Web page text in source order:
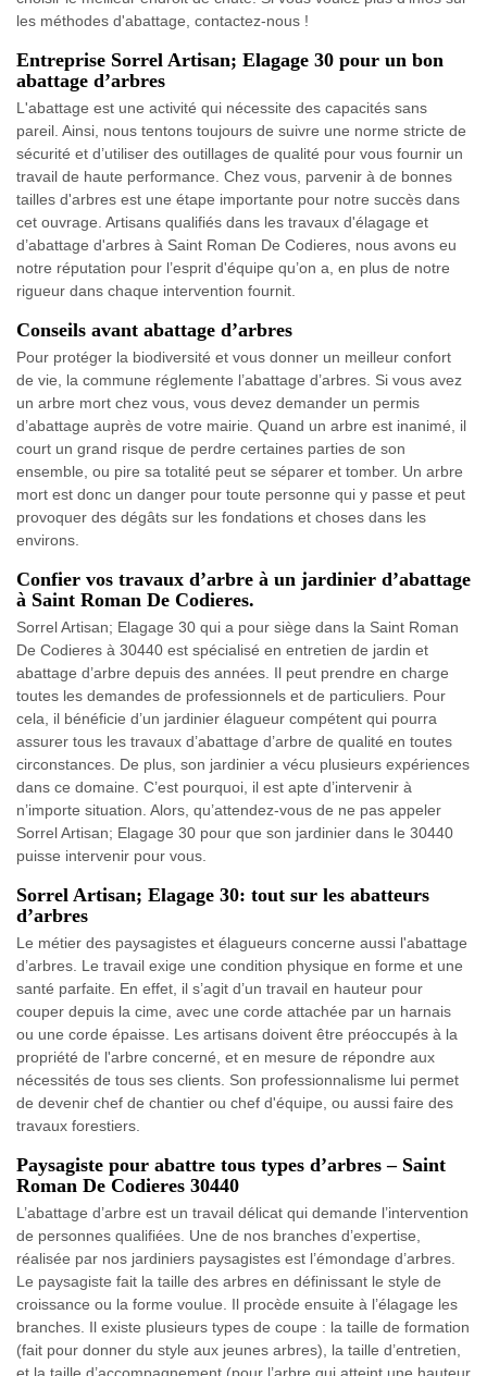
les méthodes d'abattage, contactez-nous !
Entreprise Sorrel Artisan; Elagage 30 pour un bon
abattage d’arbres
L'abattage est une activité qui nécessite des capacités sans
pareil. Ainsi, nous tentons toujours de suivre une norme stricte de
sécurité et d’utiliser des outillages de qualité pour vous fournir un
travail de haute performance. Chez vous, parvenir à de bonnes
tailles d'arbres est une étape importante pour notre succès dans
cet ouvrage. Artisans qualifiés dans les travaux d'élagage et
d’abattage d'arbres à Saint Roman De Codieres, nous avons eu
notre réputation pour l’esprit d'équipe qu’on a, en plus de notre
rigueur dans chaque intervention fournit.
Conseils avant abattage d’arbres
Pour protéger la biodiversité et vous donner un meilleur confort
de vie, la commune réglemente l’abattage d’arbres. Si vous avez
un arbre mort chez vous, vous devez demander un permis
d’abattage auprès de votre mairie. Quand un arbre est inanimé, il
court un grand risque de perdre certaines parties de son
ensemble, ou pire sa totalité peut se séparer et tomber. Un arbre
mort est donc un danger pour toute personne qui y passe et peut
provoquer des dégâts sur les fondations et choses dans les
environs.
Confier vos travaux d’arbre à un jardinier d’abattage
à Saint Roman De Codieres.
Sorrel Artisan; Elagage 30 qui a pour siège dans la Saint Roman
De Codieres à 30440 est spécialisé en entretien de jardin et
abattage d’arbre depuis des années. Il peut prendre en charge
toutes les demandes de professionnels et de particuliers. Pour
cela, il bénéficie d’un jardinier élagueur compétent qui pourra
assurer tous les travaux d’abattage d’arbre de qualité en toutes
circonstances. De plus, son jardinier a vécu plusieurs expériences
dans ce domaine. C’est pourquoi, il est apte d’intervenir à
n’importe situation. Alors, qu’attendez-vous de ne pas appeler
Sorrel Artisan; Elagage 30 pour que son jardinier dans le 30440
puisse intervenir pour vous.
Sorrel Artisan; Elagage 30: tout sur les abatteurs
d’arbres
Le métier des paysagistes et élagueurs concerne aussi l'abattage
d’arbres. Le travail exige une condition physique en forme et une
santé parfaite. En effet, il s’agit d’un travail en hauteur pour
couper depuis la cime, avec une corde attachée par un harnais
ou une corde épaisse. Les artisans doivent être préoccupés à la
propriété de l'arbre concerné, et en mesure de répondre aux
nécessités de tous ses clients. Son professionnalisme lui permet
de devenir chef de chantier ou chef d'équipe, ou aussi faire des
travaux forestiers.
Paysagiste pour abattre tous types d’arbres – Saint
Roman De Codieres 30440
L’abattage d’arbre est un travail délicat qui demande l’intervention
de personnes qualifiées. Une de nos branches d’expertise,
réalisée par nos jardiniers paysagistes est l’émondage d’arbres.
Le paysagiste fait la taille des arbres en définissant le style de
croissance ou la forme voulue. Il procède ensuite à l’élagage les
branches. Il existe plusieurs types de coupe : la taille de formation
(fait pour donner du style aux jeunes arbres), la taille d’entretien,